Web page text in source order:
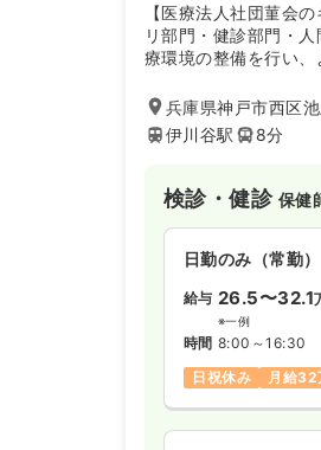
給与 時給1,700 円
時間 8:30～17:00
【医療法人社団菫会
リ部門・健診部門・
療環境の整備を行い
兵庫県神戸市西区
伊川谷駅
8分
検診・健診 保健
日勤のみ（常勤）
給与 26.5〜32.1
※一例
時間 8:00～16:30
日祝休み
月給32